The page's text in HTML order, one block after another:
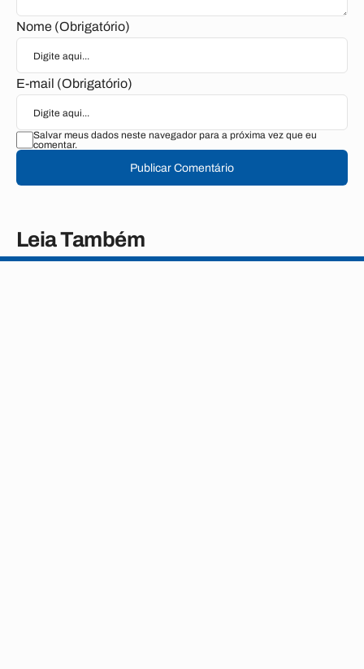
Nome (Obrigatório)
E-mail (Obrigatório)
Salvar meus dados neste navegador para a próxima vez que eu
comentar.
Publicar Comentário
Leia Também